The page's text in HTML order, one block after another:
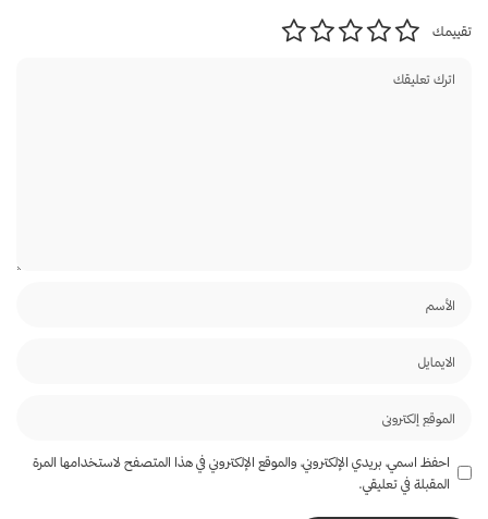
تقييمك
احفظ اسمي، بريدي الإلكتروني، والموقع الإلكتروني في هذا المتصفح لاستخدامها المرة
المقبلة في تعليقي.